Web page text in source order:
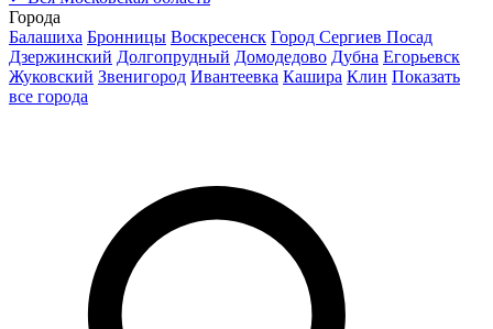
Города
Балашиха Бронницы Воскресенск Город Сергиев Посад
Дзержинский Долгопрудный Домодедово Дубна Егорьевск
Жуковский Звенигород Ивантеевка Кашира Клин Показать
все города